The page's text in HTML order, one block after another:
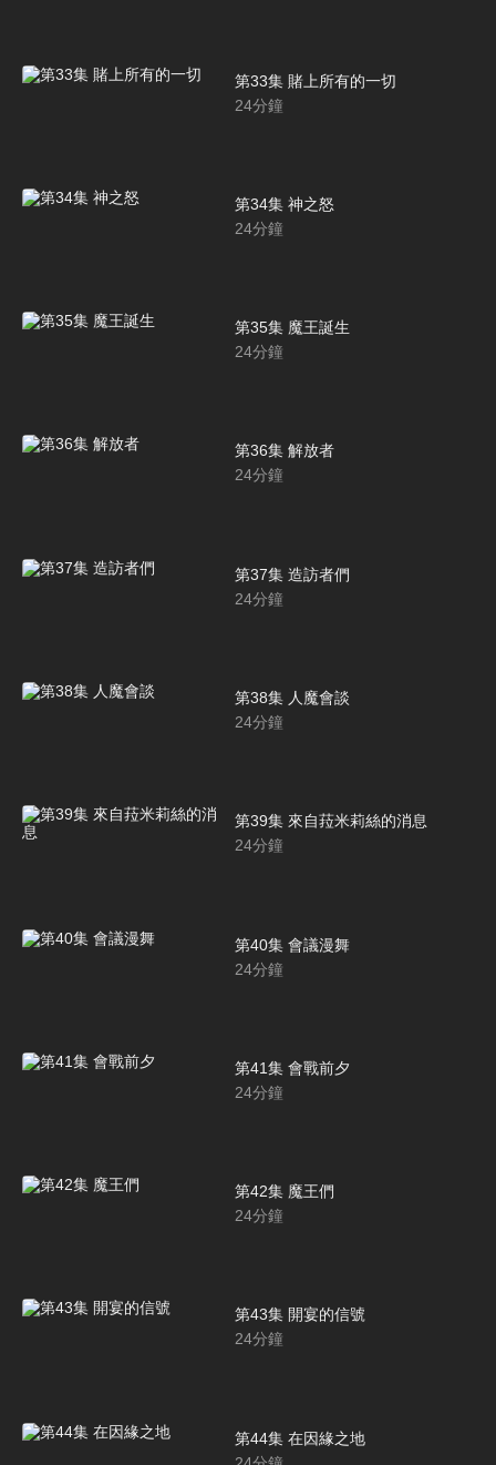
第33集 賭上所有的一切
24分鐘
第34集 神之怒
24分鐘
第35集 魔王誕生
24分鐘
第36集 解放者
24分鐘
第37集 造訪者們
24分鐘
第38集 人魔會談
24分鐘
第39集 來自菈米莉絲的消息
24分鐘
第40集 會議漫舞
24分鐘
第41集 會戰前夕
24分鐘
第42集 魔王們
24分鐘
第43集 開宴的信號
24分鐘
第44集 在因緣之地